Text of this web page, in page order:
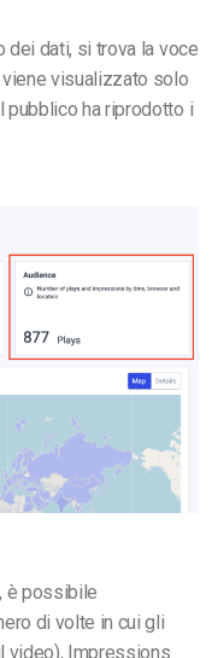
dati, si trova la voce
viene visualizzato solo
pubblico ha riprodotto i
è possibile
di volte in cui gli
video), Impressions